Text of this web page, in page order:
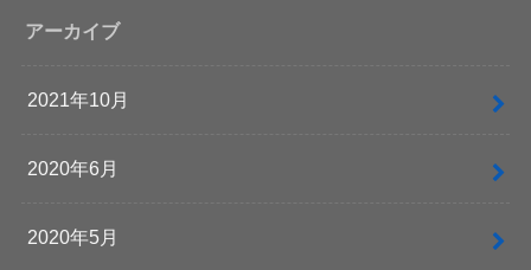
アーカイブ
2021年10月
2020年6月
2020年5月